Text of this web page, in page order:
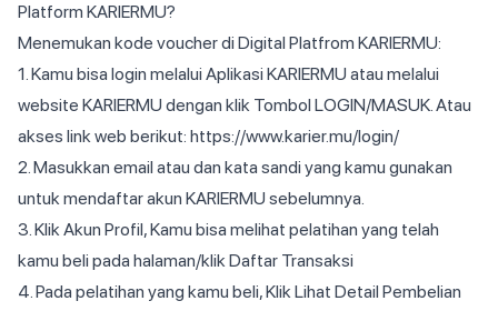
Platform KARIERMU?
Menemukan kode voucher di Digital Platfrom KARIERMU:
1. Kamu bisa login melalui Aplikasi KARIERMU atau melalui
website KARIERMU dengan klik Tombol LOGIN/MASUK. Atau
akses link web berikut: https://www.karier.mu/login/
2. Masukkan email atau dan kata sandi yang kamu gunakan
untuk mendaftar akun KARIERMU sebelumnya.
3. Klik Akun Profil, Kamu bisa melihat pelatihan yang telah
kamu beli pada halaman/klik Daftar Transaksi
4. Pada pelatihan yang kamu beli, Klik Lihat Detail Pembelian